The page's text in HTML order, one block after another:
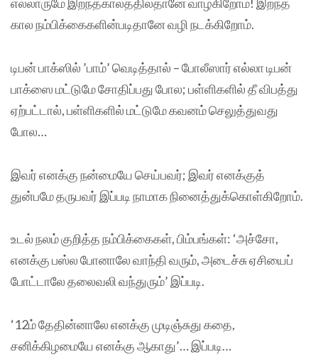
கால நம்பிக்கைகளின்படிதானே வழி நடக்கிறோம்.
டிபன் பாக்ஸில் ’பாம்’ வெடித்தால் – போலீஸார் எல்லா டிபன்
பாக்ஸை மட்டுமே சோதிப்பது போல; பள்ளிகளில் தீ விபத்து
ஏற்பட்டால், பள்ளிகளில் மட்டுமே கவனம் செலுத்துவது
போல…
இவர் எனக்கு நன்மையே செய்பவர்; இவர் எனக்குத்
துன்பமே தருபவர் இப்படி நாமாக நினைத்துக்கொள்கிறோம்.
உடல் நலம் குறித்த நம்பிக்கைகள், பிம்பங்கள்: ‘அச்சோ,
எனக்கு பஸ்ல போனாலே வாந்தி வரும், அடைச்சு ஏசியைப்
போட்டாலே தலைவலி வந்துரும்’ இப்படி.
‘12ம் தேதின்னாலே எனக்கு முடிஞ்சுது கதை,
சனிக்கிழமையே எனக்கு ஆகாது’… இப்படி…